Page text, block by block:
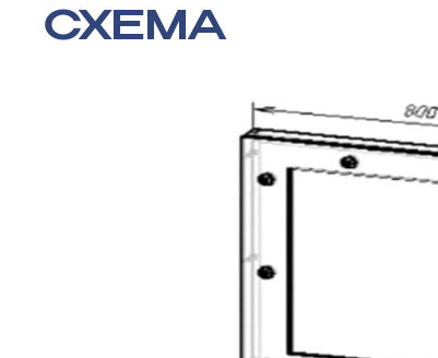
СХЕМА